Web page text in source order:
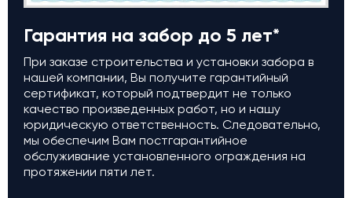
Гарантия на забор до 5 лет*
При заказе строительства и установки забора в
нашей компании, Вы получите гарантийный
сертификат, который подтвердит не только
качество произведенных работ, но и нашу
юридическую ответственность. Следовательно,
мы обеспечим Вам постгарантийное
обслуживание установленного ограждения на
протяжении пяти лет.